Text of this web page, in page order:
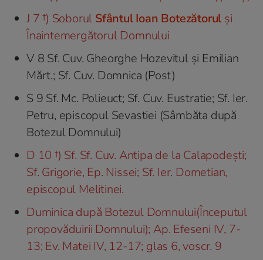
J 7 †) Soborul Sfântul Ioan Botezătorul şi
Înaintemergătorul Domnului
V 8 Sf. Cuv. Gheorghe Hozevitul şi Emilian
Mărt.; Sf. Cuv. Domnica (Post)
S 9 Sf. Mc. Polieuct; Sf. Cuv. Eustratie; Sf. Ier.
Petru, episcopul Sevastiei (Sâmbăta după
Botezul Domnului)
D 10 †) Sf. Sf. Cuv. Antipa de la Calapodeşti;
Sf. Grigorie, Ep. Nissei; Sf. Ier. Dometian,
episcopul Melitinei.
Duminica după Botezul Domnului(Începutul
propovăduirii Domnului); Ap. Efeseni IV, 7-
13; Ev. Matei IV, 12-17; glas 6, voscr. 9